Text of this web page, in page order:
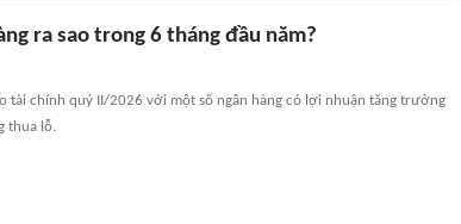
ra sao trong 6 tháng đầu năm?
tài chính quý II/2026 với một số ngân hàng có lợi nhuận tăng trưởng
thua lỗ.